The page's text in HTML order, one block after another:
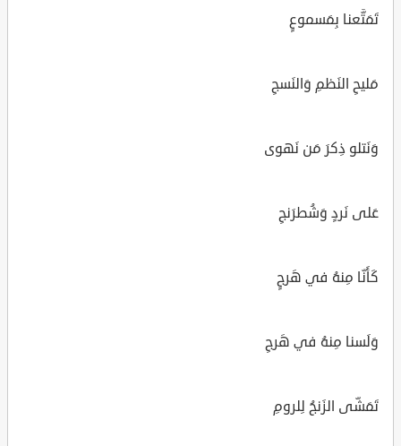
تَمَتَّعنا بِمَسموعٍ
مَليحِ النَظمِ وَالنَسجِ
وَنَتلو ذِكرَ مَن نَهوى
عَلى نَردٍ وَشُطرَنجِ
كَأَنّا مِنهُ في هَرجٍ
وَلَسنا مِنهُ في هَرجِ
تَمَشّى الزَنجُ لِلرومِ